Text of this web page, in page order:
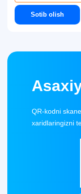
Sotib olish
QR-kodni
xaridlaringizni